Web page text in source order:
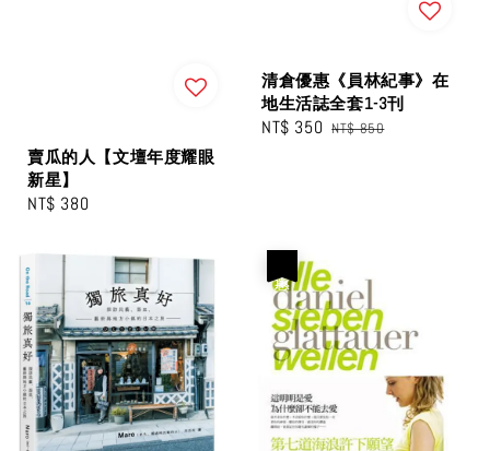
賣瓜的人【文壇年度耀眼
新星】
Regular
NT$ 380
清倉優惠《員林紀事》在
地生活誌全套1-3刊
Sale
NT$ 350 Regular
NT$ 850